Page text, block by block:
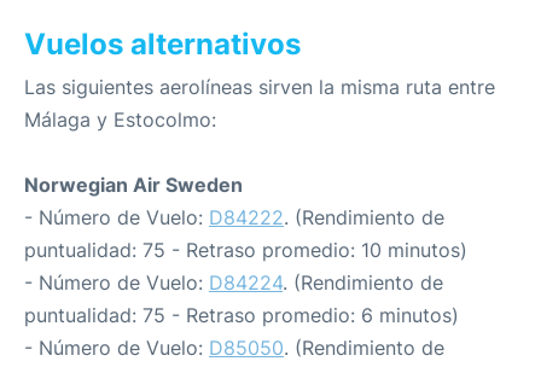
Vuelos alternativos
Las siguientes aerolíneas sirven la misma ruta entre
Málaga y Estocolmo:
Norwegian Air Sweden
- Número de Vuelo: D84222. (Rendimiento de
puntualidad: 75 - Retraso promedio: 10 minutos)
- Número de Vuelo: D84224. (Rendimiento de
puntualidad: 75 - Retraso promedio: 6 minutos)
- Número de Vuelo: D85050. (Rendimiento de